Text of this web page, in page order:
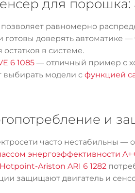
для порошка:
равномерно
готовы доверять автоматике
в системе.
6 1085 — отличный пример с
выбирать модели с функцией
и
часто нестабильны —
энергоэффективности
Hotpoint-Ariston ARI 6 1282
защищают двигатель и